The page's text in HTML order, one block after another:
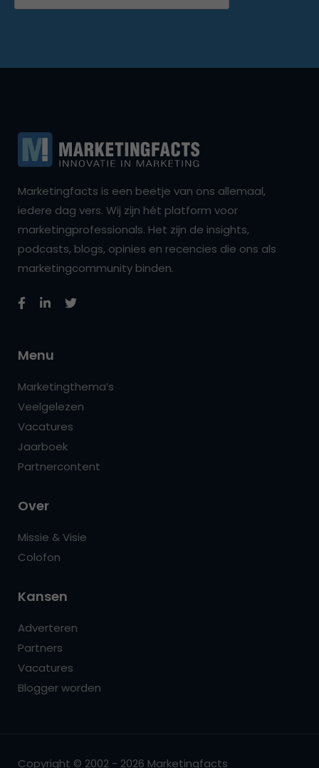
Marketingfacts is een beetje van ons allemaal,
iedere dag vers. Wij zijn hét platform voor
marketingprofessionals. Het zijn de insights,
podcasts, blogs, opinies en recencies die ons als
marketingcommunity binden.
Menu
Marketingthema’s
Veelgelezen
Vacatures
Jaarboek
Partnercontent
Over
Missie & Visie
Colofon
Kansen
Adverteren
Partners
Vacatures
Blogger worden
Copyright © 2002 - 2026 Marketingfacts